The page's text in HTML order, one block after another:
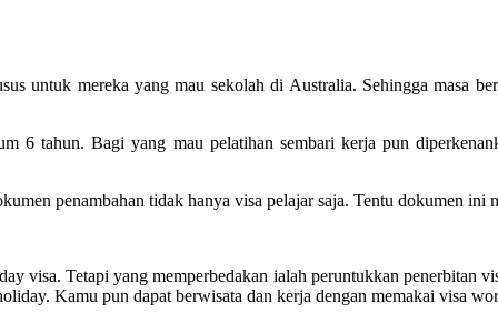
untuk mereka yang mau sekolah di Australia. Sehingga masa
6 tahun. Bagi yang mau pelatihan sembari kerja pun
penambahan tidak hanya visa pelajar saja. Tentu dokumen ini
visa. Tetapi yang memperbedakan ialah peruntukkan penerbitan
Kamu pun dapat berwisata dan kerja dengan memakai visa